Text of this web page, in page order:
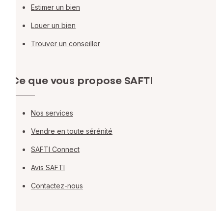
Estimer un bien
Louer un bien
Trouver un conseiller
Ce que vous propose SAFTI
Nos services
Vendre en toute sérénité
SAFTI Connect
Avis SAFTI
Contactez-nous